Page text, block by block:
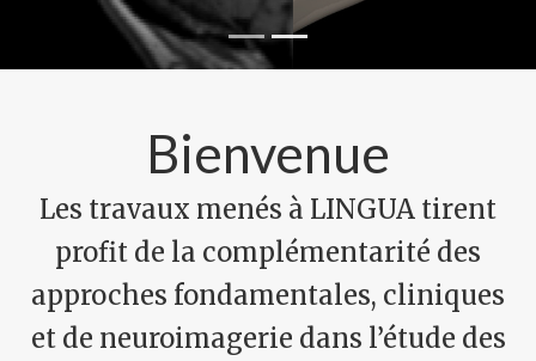
Bienvenue
Les travaux menés à LINGUA tirent
profit de la complémentarité des
approches fondamentales, cliniques
et de neuroimagerie dans l’étude des